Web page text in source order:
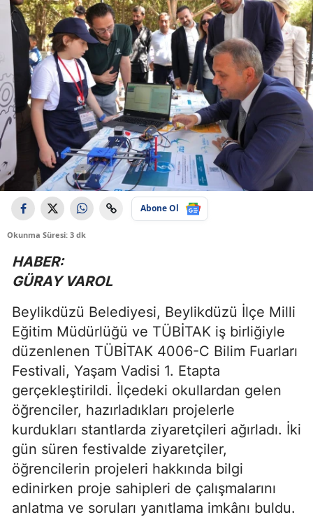
Abone Ol
Okunma Süresi: 3 dk
HABER:
GÜRAY VAROL
Beylikdüzü Belediyesi, Beylikdüzü İlçe Milli
Eğitim Müdürlüğü ve TÜBİTAK iş birliğiyle
düzenlenen TÜBİTAK 4006-C Bilim Fuarları
Festivali, Yaşam Vadisi 1. Etapta
gerçekleştirildi. İlçedeki okullardan gelen
öğrenciler, hazırladıkları projelerle
kurdukları stantlarda ziyaretçileri ağırladı. İki
gün süren festivalde ziyaretçiler,
öğrencilerin projeleri hakkında bilgi
edinirken proje sahipleri de çalışmalarını
anlatma ve soruları yanıtlama imkânı buldu.